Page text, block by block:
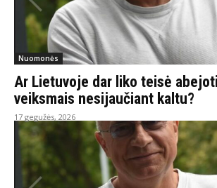
Nuomonės
Ar Lietuvoje dar liko teisė
veiksmais nesijaučiant kaltu?
17 gegužės, 2026